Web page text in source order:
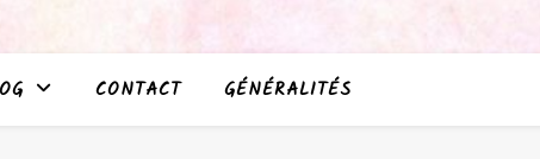
CONTACT GÉNÉRALITÉS